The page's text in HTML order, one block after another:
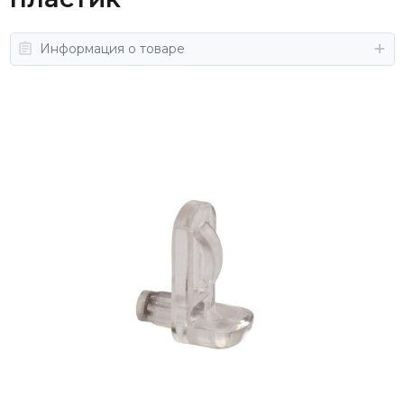
Информация о товаре